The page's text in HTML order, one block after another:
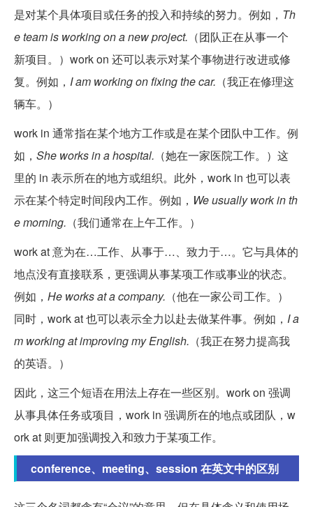
是对某个具体项目或任务的投入和持续的努力。例如， Th
e team is working on a new project. （团队正在从事一个
新项目。）work on 还可以表示对某个事物进行改进或修
复。例如， I am working on fixing the car. （我正在修理这
辆车。）
work in 通常指在某个地方工作或是在某个团队中工作。例
如， She works in a hospital. （她在一家医院工作。）这
里的 in 表示所在的地方或组织。此外，work in 也可以表
示在某个特定时间段内工作。例如， We usually work in th
e morning. （我们通常在上午工作。）
work at 意为在…工作、从事于…、致力于…。它与具体的
地点没有直接联系，更强调从事某项工作或事业的状态。
例如， He works at a company. （他在一家公司工作。）
同时，work at 也可以表示全力以赴去做某件事。例如， I a
m working at improving my English. （我正在努力提高我
的英语。）
因此，这三个短语在用法上存在一些区别。work on 强调
从事具体任务或项目，work in 强调所在的地点或团队，w
ork at 则更加强调投入和致力于某项工作。
conference、meeting、session 在英文中的区别